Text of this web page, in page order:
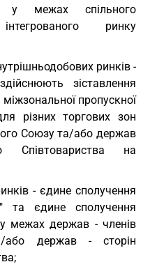
у межах спільного
ринку
ринків -
зіставлення
пропускної
різних торгових зон
Союзу та/або держав
Співтовариства на
- єдине сполучення
та єдине сполучення
межах держав - членів
або держав - сторін